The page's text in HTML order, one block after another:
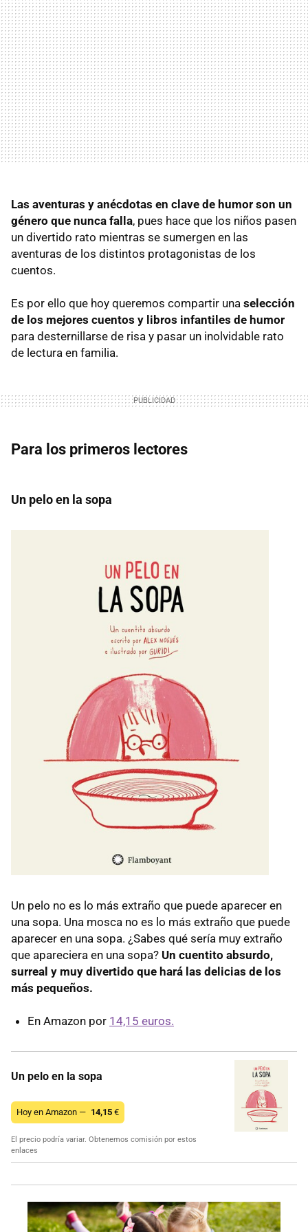
Las aventuras y anécdotas en clave de humor son un
género que nunca falla, pues hace que los niños pasen
un divertido rato mientras se sumergen en las
aventuras de los distintos protagonistas de los
cuentos.
Es por ello que hoy queremos compartir una selección
de los mejores cuentos y libros infantiles de humor
para desternillarse de risa y pasar un inolvidable rato
de lectura en familia.
Para los primeros lectores
Un pelo en la sopa
Un pelo no es lo más extraño que puede aparecer en
una sopa. Una mosca no es lo más extraño que puede
aparecer en una sopa. ¿Sabes qué sería muy extraño
que apareciera en una sopa? Un cuentito absurdo,
surreal y muy divertido que hará las delicias de los
más pequeños.
En Amazon por 14,15 euros.
Un pelo en la sopa
Hoy en Amazon — 14,15 €
El precio podría variar. Obtenemos comisión por estos
enlaces